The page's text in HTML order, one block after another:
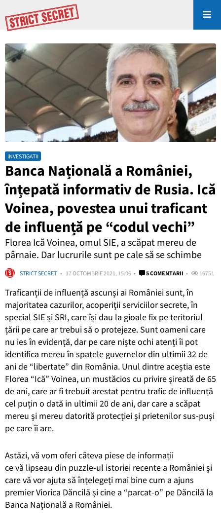
INVESTIGATII
Banca Națională a României,
înțepată informativ de Rusia. Ică
Voinea, povestea unui traficant
de influență pe “codul vechi”
Florea Ică Voinea, omul SIE, a scăpat mereu de
pârnaie. Dar lucrurile sunt pe cale să se schimbe
STRICT SECRET 17 OCTOMBRIE 2021, 15:06 5 COMENTARII 16751
Traficanții de influență ascunși ai României sunt, în
majoritatea cazurilor, acoperiții serviciilor secrete, în
special SIE și SRI, care își dau la gioale fix pe teritoriul
țării pe care ar trebui să o protejeze. Sunt oameni care
nu ies în evidență, dar pe care niște ochi atenți îi pot
identifica mereu în spatele guvernelor din ultimii 32 de
ani de “libertate” din România. Unul dintre aceștia este
Florea “Ică” Voinea, un mustăcios cu privire șireată de 65
de ani, care ar fi trebuit arestat pentru trafic de influență
cel puțin o dată in ultimii 20 de ani, dar care a scăpat
mereu și mereu datorită protecției și prietenilor sus-puși
pe care îi are.
Astăzi, vă vom oferi câteva piese de informații
ce vă lipseau din puzzle-ul istoriei recente a României și
care vă vor ajuta să înțelegeți mai bine cum a ajuns
premier Viorica Dăncilă și cine a “parcat-o” pe Dăncilă la
Banca Națională a României.